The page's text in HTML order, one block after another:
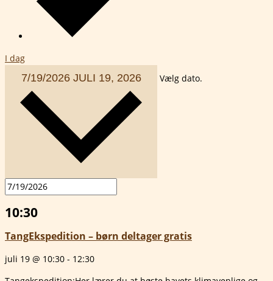
I dag
7/19/2026 JULI 19, 2026 Vælg dato.
10:30
TangEkspedition – børn deltager gratis
juli 19 @ 10:30 - 12:30